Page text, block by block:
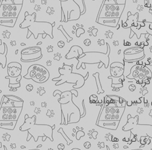
دار
ها
– 1
– 2
با هواپیما
گربه ها